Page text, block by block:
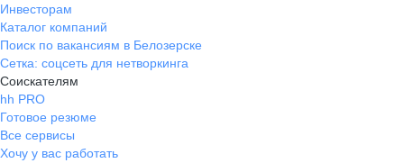
Инвесторам
Каталог компаний
Поиск по вакансиям в Белозерске
Сетка: соцсеть для нетворкинга
Соискателям
hh PRO
Готовое резюме
Все сервисы
Хочу у вас работать